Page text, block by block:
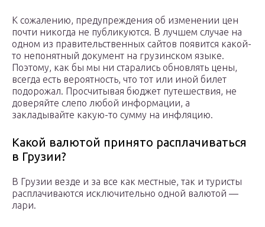
К сожалению, предупреждения об изменении цен
почти никогда не публикуются. В лучшем случае на
одном из правительственных сайтов появится какой-
то непонятный документ на грузинском языке.
Поэтому, как бы мы ни старались обновлять цены,
всегда есть вероятность, что тот или иной билет
подорожал. Просчитывая бюджет путешествия, не
доверяйте слепо любой информации, а
закладывайте какую-то сумму на инфляцию.
Какой валютой принято расплачиваться
в Грузии?
В Грузии везде и за все как местные, так и туристы
расплачиваются исключительно одной валютой —
лари.